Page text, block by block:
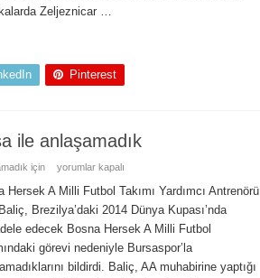
Zeljeznicar …
Pinterest
ile anlaşamadık
için yorumlar kapalı
Hersek A Milli Futbol Takımı Yardımcı Antrenörü
Brezilya’daki 2014 Dünya Kupası’nda
edecek Bosna Hersek A Milli Futbol
görevi nedeniyle Bursaspor’la
bildirdi. Baliç, AA muhabirine yaptığı